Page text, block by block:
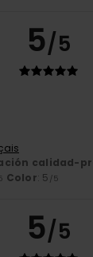
5/5
calidad-
Color: 5 /5
5/5